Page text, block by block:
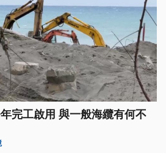
完工啟用 與一般海纜有何不